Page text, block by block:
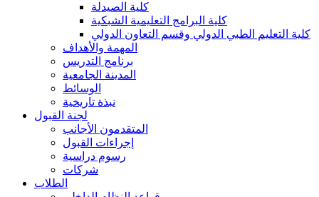
كلية الصيدلة
كلية البرامج التعليمية الشبكية
كلية التعليم الطبي الدولي وقسم التعاون الدولي
المهمة والأهداف
برنامج التدريس
المدينة الجامعية
الوسائط
نبذة تاريخية
لجنة القبول
المتقدمون الأجانب
إجراءات القبول
رسوم دراسية
شركات
الطلاب